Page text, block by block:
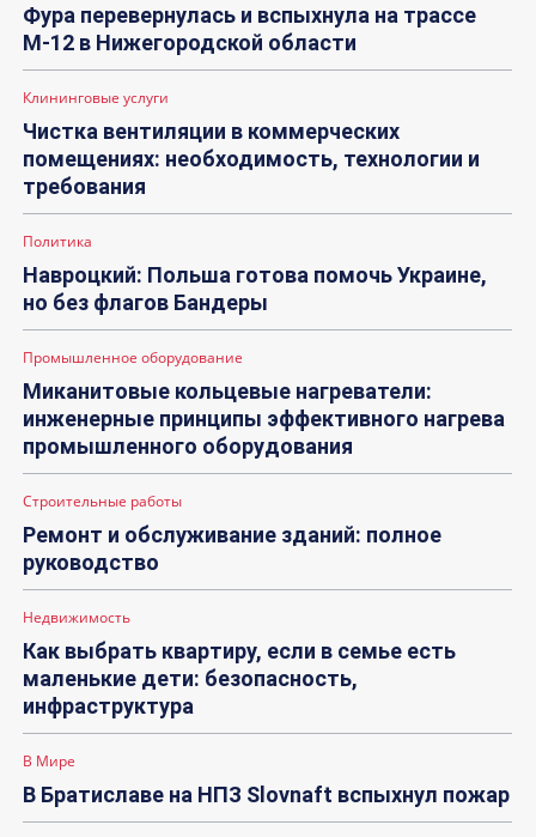
Фура перевернулась и вспыхнула на трассе
М-12 в Нижегородской области
Клининговые услуги
Чистка вентиляции в коммерческих
помещениях: необходимость, технологии и
требования
Политика
Навроцкий: Польша готова помочь Украине,
но без флагов Бандеры
Промышленное оборудование
Миканитовые кольцевые нагреватели:
инженерные принципы эффективного нагрева
промышленного оборудования
Строительные работы
Ремонт и обслуживание зданий: полное
руководство
Недвижимость
Как выбрать квартиру, если в семье есть
маленькие дети: безопасность,
инфраструктура
В Мире
В Братиславе на НПЗ Slovnaft вспыхнул пожар